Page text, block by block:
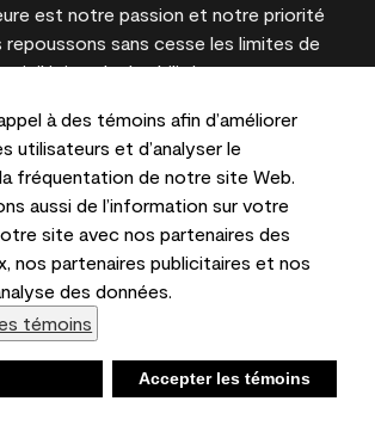
à des témoins afin d’améliorer
utilisateurs et d’analyser le
fréquentation de notre site Web.
aussi de l’information sur votre
site avec nos partenaires des
nos partenaires publicitaires et nos
des données.
témoins
Accepter les témoins
est notre passion et notre priorité
repoussons sans cesse les limites de
la durabilité pour
à l’écran et sur les
peuvent différer des couleurs